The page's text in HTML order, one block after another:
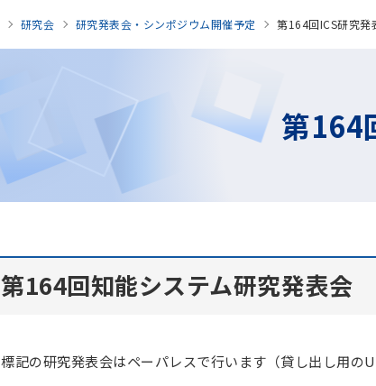
研究会 研究発表会・シンポジウム開催予定 第164回ICS研究発
第164
第164回知能システム研究発表会
標記の研究発表会はペーパレスで行います（貸し出し用の